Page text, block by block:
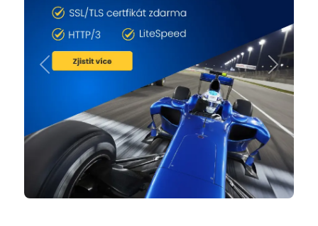
Previous Next